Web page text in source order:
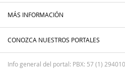
MÁS INFORMACIÓN
CONOZCA NUESTROS PORTALES
Info general del portal: PBX: 57 (1)